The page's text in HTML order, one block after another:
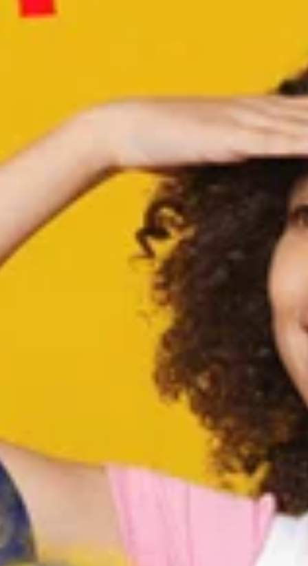
DONEER
social media) in staat om doelgerichter informatie te kunnen
Als u onderdelen uitzet, werken sommige functies binnen de
website wellicht niet of niet goed. U kunt uw voorkeuren
voor het plaatsen van cookies altijd nog aanpassen.
MEER INFORMATIE
ACCEPTEER ALLES VOORKEUREN OPSLAAN